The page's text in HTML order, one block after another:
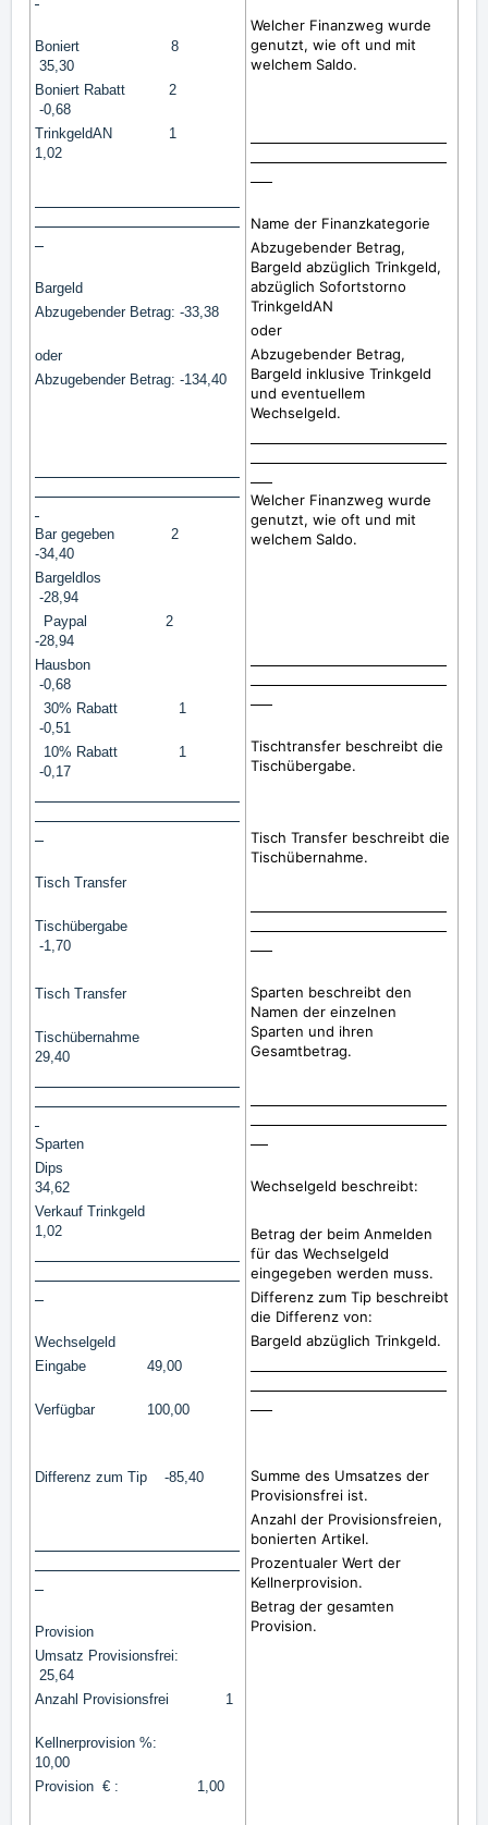
Boniert 8
35,30
Boniert Rabatt 2
-0,68
TrinkgeldAN 1
1,02
Bargeld
Abzugebender Betrag: -33,38
oder
Abzugebender Betrag: -134,40
Bar gegeben 2
-34,40
Bargeldlos
-28,94
Paypal 2
-28,94
Hausbon
-0,68
30% Rabatt 1
-0,51
10% Rabatt 1
-0,17
Tisch Transfer
Tischübergabe
-1,70
Tisch Transfer
Tischübernahme
29,40
Sparten
Dips
34,62
Verkauf Trinkgeld
1,02
Wechselgeld
Eingabe 49,00
Verfügbar 100,00
Differenz zum Tip -85,40
Provision
Umsatz Provisionsfrei:
25,64
Anzahl Provisionsfrei 1
Kellnerprovision %:
10,00
Provision € : 1,00
Welcher Finanzweg wurde
genutzt, wie oft und mit
welchem Saldo.
Name der Finanzkategorie
Abzugebender Betrag,
Bargeld abzüglich Trinkgeld,
abzüglich Sofortstorno
TrinkgeldAN
oder
Abzugebender Betrag,
Bargeld inklusive Trinkgeld
und eventuellem
Wechselgeld.
Welcher Finanzweg wurde
genutzt, wie oft und mit
welchem Saldo.
Tischtransfer beschreibt die
Tischübergabe.
Tisch Transfer beschreibt die
Tischübernahme.
Sparten beschreibt den
Namen der einzelnen
Sparten und ihren
Gesamtbetrag.
Wechselgeld beschreibt:
Betrag der beim Anmelden
für das Wechselgeld
eingegeben werden muss.
Differenz zum Tip beschreibt
die Differenz von:
Bargeld abzüglich Trinkgeld.
Summe des Umsatzes der
Provisionsfrei ist.
Anzahl der Provisionsfreien,
bonierten Artikel.
Prozentualer Wert der
Kellnerprovision.
Betrag der gesamten
Provision.